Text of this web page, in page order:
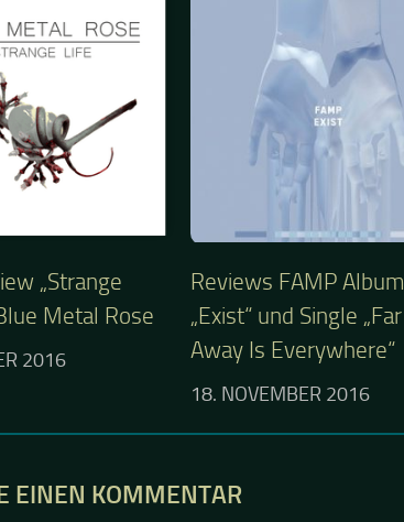
„Strange
Metal Rose
2016
Reviews FAMP Album
„Exist“ und Single „Far
Away Is Everywhere“
18. NOVEMBER 2016
EINEN KOMMENTAR